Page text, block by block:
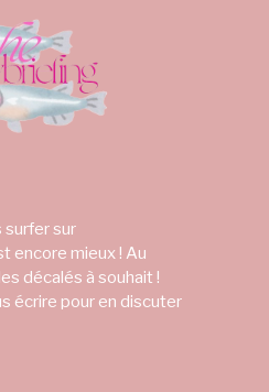
surfer sur
encore mieux ! Au
décalés à souhait !
écrire pour en discuter